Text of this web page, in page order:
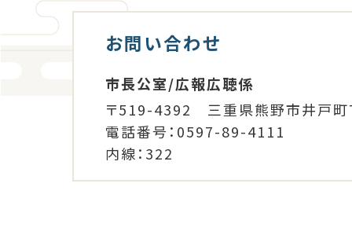
お問い合わせ
市長公室/広報広聴係
〒519-4392 三重県熊野市井戸
電話番号：0597-89-4111
内線：322